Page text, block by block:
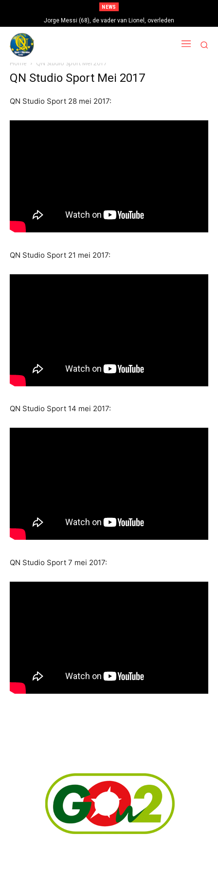
NEWS
Jorge Messi (68), de vader van Lionel, overleden
Home QN Studio Sport Mei 2017
QN Studio Sport Mei 2017
QN Studio Sport 28 mei 2017:
QN Studio Sport 21 mei 2017:
QN Studio Sport 14 mei 2017:
QN Studio Sport 7 mei 2017: